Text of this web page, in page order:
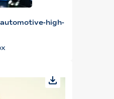
high-